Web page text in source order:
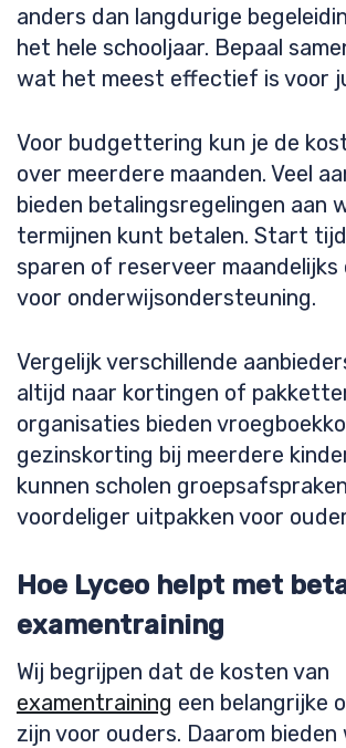
anders dan langdurige
het hele schooljaar. Bepaal
wat het meest effectief is voor
Voor budgettering kun je de
over meerdere maanden. Veel
bieden betalingsregelingen aan
termijnen kunt betalen. Start
sparen of reserveer maandelijks
voor onderwijsondersteuning.
Vergelijk verschillende
altijd naar kortingen of
organisaties bieden
gezinskorting bij meerdere
kunnen scholen
voordeliger uitpakken voor
Hoe Lyceo helpt met
examentraining
Wij begrijpen dat de kosten van
examentraining een belangrijke
zijn voor ouders. Daarom bieden